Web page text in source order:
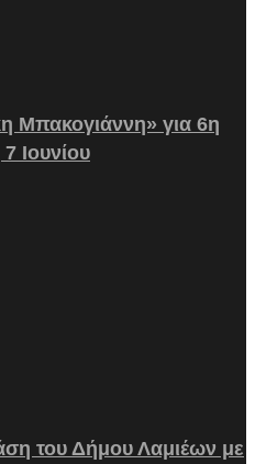
Μπακογιάννη» για 6η
Ιουνίου
του Δήμου Λαμιέων με